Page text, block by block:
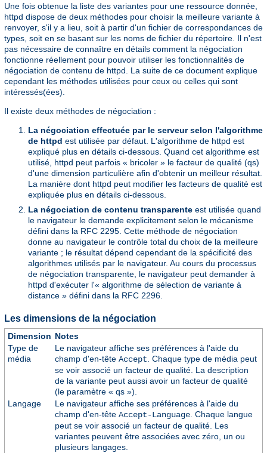
Une fois obtenue la liste des variantes pour une ressource donnée,
httpd dispose de deux méthodes pour choisir la meilleure variante à
renvoyer, s'il y a lieu, soit à partir d'un fichier de correspondances de
types, soit en se basant sur les noms de fichier du répertoire. Il n'est
pas nécessaire de connaître en détails comment la négociation
fonctionne réellement pour pouvoir utiliser les fonctionnalités de
négociation de contenu de httpd. La suite de ce document explique
cependant les méthodes utilisées pour ceux ou celles qui sont
intéressés(ées).
Il existe deux méthodes de négociation :
La négociation effectuée par le serveur selon l'algorithme
de httpd est utilisée par défaut. L'algorithme de httpd est
expliqué plus en détails ci-dessous. Quand cet algorithme est
utilisé, httpd peut parfois « bricoler » le facteur de qualité (qs)
d'une dimension particulière afin d'obtenir un meilleur résultat.
La manière dont httpd peut modifier les facteurs de qualité est
expliquée plus en détails ci-dessous.
La négociation de contenu transparente est utilisée quand
le navigateur le demande explicitement selon le mécanisme
défini dans la RFC 2295. Cette méthode de négociation
donne au navigateur le contrôle total du choix de la meilleure
variante ; le résultat dépend cependant de la spécificité des
algorithmes utilisés par le navigateur. Au cours du processus
de négociation transparente, le navigateur peut demander à
httpd d'exécuter l'« algorithme de sélection de variante à
distance » défini dans la RFC 2296.
Les dimensions de la négociation
Dimension Notes
Type de
média
Le navigateur affiche ses préférences à l'aide du
champ d'en-tête Accept . Chaque type de média peut
se voir associé un facteur de qualité. La description
de la variante peut aussi avoir un facteur de qualité
(le paramètre « qs »).
Langage
Le navigateur affiche ses préférences à l'aide du
champ d'en-tête Accept-Language. Chaque langue
peut se voir associé un facteur de qualité. Les
variantes peuvent être associées avec zéro, un ou
plusieurs langages.